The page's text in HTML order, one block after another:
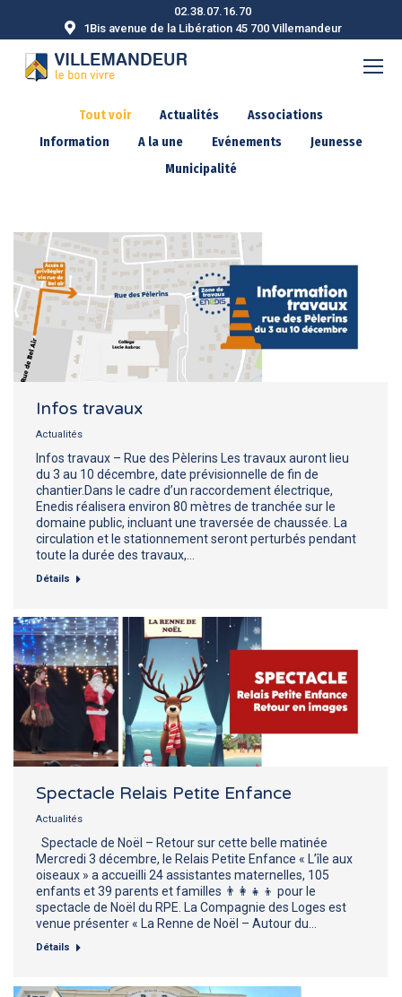
02.38.07.16.70
1Bis avenue de la Libération 45 700 Villemandeur
Tout voir Actualités
Associations
Information
A la une Evénements
Jeunesse
Municipalité
Infos travaux
Actualités
Infos travaux – Rue des Pèlerins Les travaux auront lieu
du 3 au 10 décembre, date prévisionnelle de fin de
chantier.Dans le cadre d’un raccordement électrique,
Enedis réalisera environ 80 mètres de tranchée sur le
domaine public, incluant une traversée de chaussée. La
circulation et le stationnement seront perturbés pendant
toute la durée des travaux,…
Détails
Spectacle Relais Petite Enfance
Actualités
Spectacle de Noël – Retour sur cette belle matinée
Mercredi 3 décembre, le Relais Petite Enfance « L’île aux
oiseaux » a accueilli 24 assistantes maternelles, 105
enfants et 39 parents et familles 👨‍👩‍👧‍👦 pour le
spectacle de Noël du RPE. La Compagnie des Loges est
venue présenter « La Renne de Noël – Autour du…
Détails